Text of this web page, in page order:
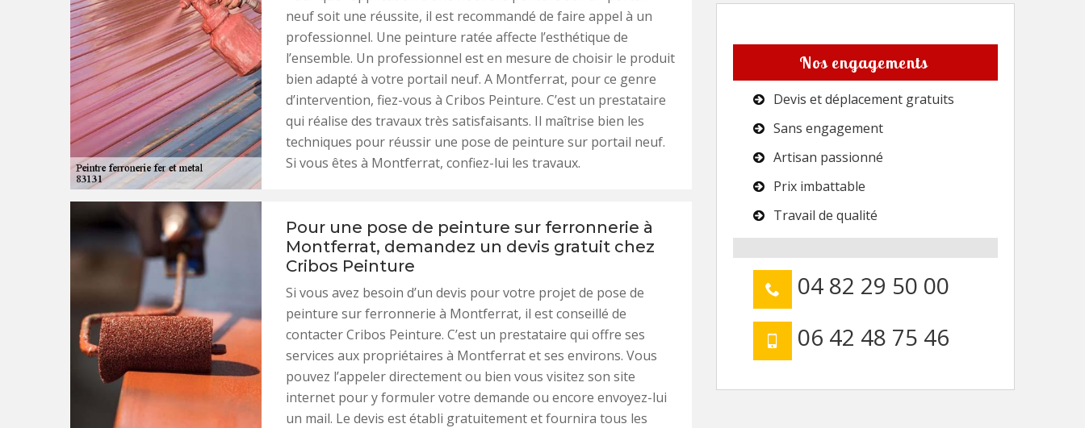
neuf soit une réussite, il est recommandé de faire appel à un
professionnel. Une peinture ratée affecte l’esthétique de
l’ensemble. Un professionnel est en mesure de choisir le produit
bien adapté à votre portail neuf. A Montferrat, pour ce genre
d’intervention, fiez-vous à Cribos Peinture. C’est un prestataire
qui réalise des travaux très satisfaisants. Il maîtrise bien les
techniques pour réussir une pose de peinture sur portail neuf.
Si vous êtes à Montferrat, confiez-lui les travaux.
Pour une pose de peinture sur ferronnerie à
Montferrat, demandez un devis gratuit chez
Cribos Peinture
Si vous avez besoin d’un devis pour votre projet de pose de
peinture sur ferronnerie à Montferrat, il est conseillé de
contacter Cribos Peinture. C’est un prestataire qui offre ses
services aux propriétaires à Montferrat et ses environs. Vous
pouvez l’appeler directement ou bien vous visitez son site
internet pour y formuler votre demande ou encore envoyez-lui
un mail. Le devis est établi gratuitement et fournira tous les
Nos engagements
Devis et déplacement gratuits
Sans engagement
Artisan passionné
Prix imbattable
Travail de qualité
04 82 29 50 00
06 42 48 75 46